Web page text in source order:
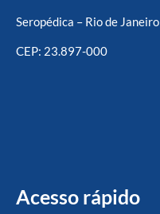
Seropédica – Rio de Janeiro
CEP: 23.897-000
Acesso rápido